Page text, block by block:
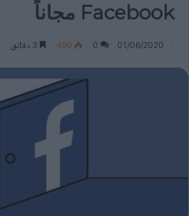
Facebook مجاناً
01/06/2020
0
499